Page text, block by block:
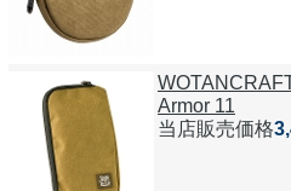
Armor 11
当店販売価格